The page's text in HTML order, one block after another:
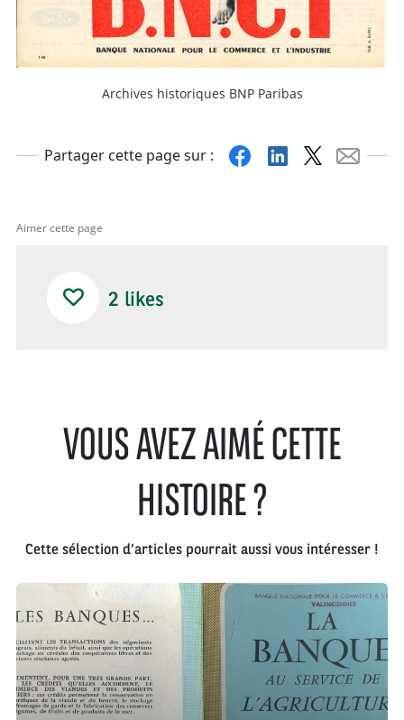
Archives historiques BNP Paribas
Partager cette page sur : FacebookLinkedin Mail
Aimer cette page
2 likes
VOUS AVEZ AIMÉ CETTE
HISTOIRE ?
Cette sélection d’articles pourrait aussi vous intéresser !